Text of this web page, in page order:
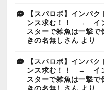
【スパロボ】インパ
ンス求む！！ → イン
スターで雑魚は一撃で
きの名無しさん より
【スパロボ】インパ
ンス求む！！ → イン
スターで雑魚は一撃で
きの名無しさん より